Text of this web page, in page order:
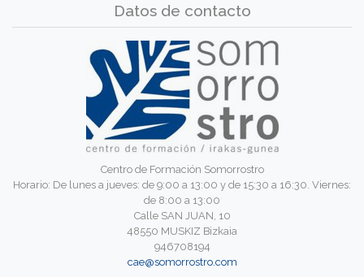
Datos de contacto
Centro de Formación Somorrostro
Horario: De lunes a jueves: de 9:00 a 13:00 y de 15:30 a 16:30. Viernes:
de 8:00 a 13:00
Calle SAN JUAN, 10
48550 MUSKIZ Bizkaia
946708194
cae@somorrostro.com